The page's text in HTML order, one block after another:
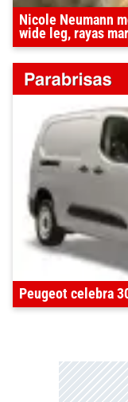
Nicole Neumann
wide leg, rayas
Peugeot celebra